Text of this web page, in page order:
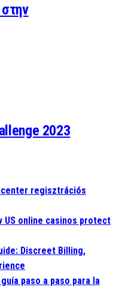
2023
regisztrációs
US online casinos protect
Discreet Billing,
paso a paso para la